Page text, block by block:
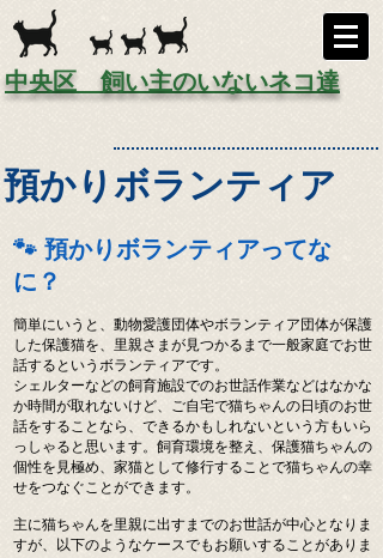
中央区 飼い主のいないネコ達
預かりボランティア
🐾 預かりボランティアってな
に？
簡単にいうと、動物愛護団体やボランティア団体が保護
した保護猫を、里親さまが見つかるまで一般家庭でお世
話するというボランティアです。
シェルターなどの飼育施設でのお世話作業などはなかな
か時間が取れないけど、ご自宅で猫ちゃんの日頃のお世
話をすることなら、できるかもしれないという方もいら
っしゃると思います。飼育環境を整え、保護猫ちゃんの
個性を見極め、家猫として修行することで猫ちゃんの幸
せをつなぐことができます。
主に猫ちゃんを里親に出すまでのお世話が中心となりま
すが、以下のようなケースでもお願いすることがありま